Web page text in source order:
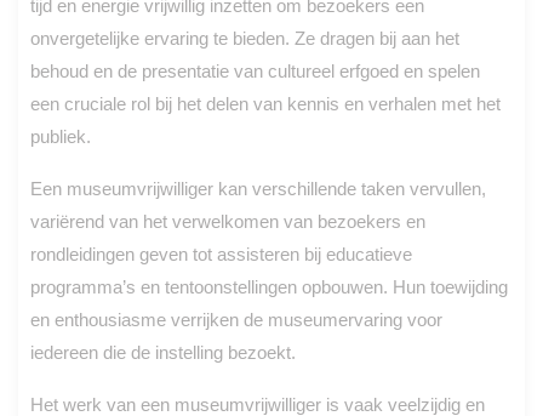
tijd en energie vrijwillig inzetten om bezoekers een
onvergetelijke ervaring te bieden. Ze dragen bij aan het
behoud en de presentatie van cultureel erfgoed en spelen
een cruciale rol bij het delen van kennis en verhalen met het
publiek.
Een museumvrijwilliger kan verschillende taken vervullen,
variërend van het verwelkomen van bezoekers en
rondleidingen geven tot assisteren bij educatieve
programma’s en tentoonstellingen opbouwen. Hun toewijding
en enthousiasme verrijken de museumervaring voor
iedereen die de instelling bezoekt.
Het werk van een museumvrijwilliger is vaak veelzijdig en